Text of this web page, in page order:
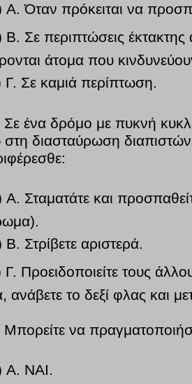
Α. Όταν πρόκειται να
Β. Σε περιπτώσεις
άτομα που
Γ. Σε καμιά περίπτωση.
ένα δρόμο με πυκνή
διασταύρωση
Α. Σταματάτε και
Β. Στρίβετε αριστερά.
Γ. Προειδοποιείτε τους
ανάβετε το δεξί φλας και
να
Α. NAI.